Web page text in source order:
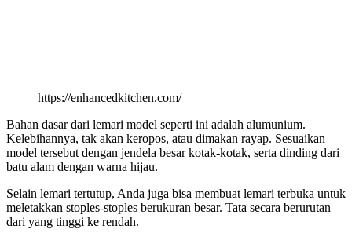
https://enhancedkitchen.com/
Bahan dasar dari lemari model seperti ini adalah alumunium.
Kelebihannya, tak akan keropos, atau dimakan rayap. Sesuaikan
model tersebut dengan jendela besar kotak-kotak, serta dinding dari
batu alam dengan warna hijau.
Selain lemari tertutup, Anda juga bisa membuat lemari terbuka untuk
meletakkan stoples-stoples berukuran besar. Tata secara berurutan
dari yang tinggi ke rendah.